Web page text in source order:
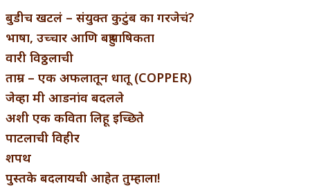
बुडीच खटलं – संयुक्त कुटुंब का गरजेचं?
भाषा, उच्चार आणि बहुभाषिकता
वारी विठ्ठलाची
ताम्र – एक अफलातून धातू (COPPER)
जेव्हा मी आडनांव बदलले
अशी एक कविता लिहू इच्छिते
पाटलाची विहीर
शपथ
पुस्तके बदलायची आहेत तुम्हाला!